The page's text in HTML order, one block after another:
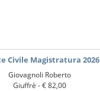
Civile Magistratura 2026
Giovagnoli Roberto
Giuffrè -€ 82,00